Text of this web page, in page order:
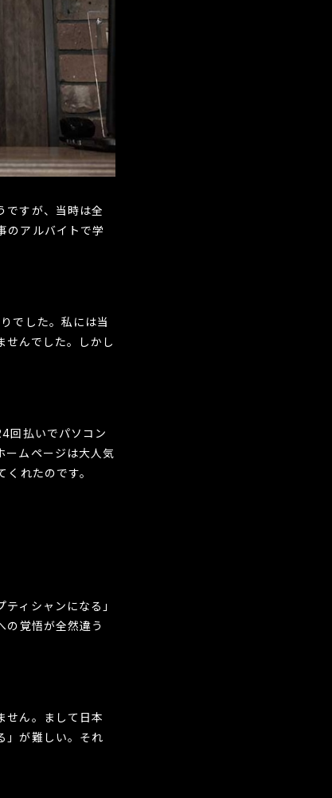
ですが、当時は全
のアルバイトで学
でした。私には当
せんでした。しかし
回払いでパソコン
ームページは大人気
れたのです。
ィシャンになる」
の覚悟が全然違う
せん。まして日本
」が難しい。それ